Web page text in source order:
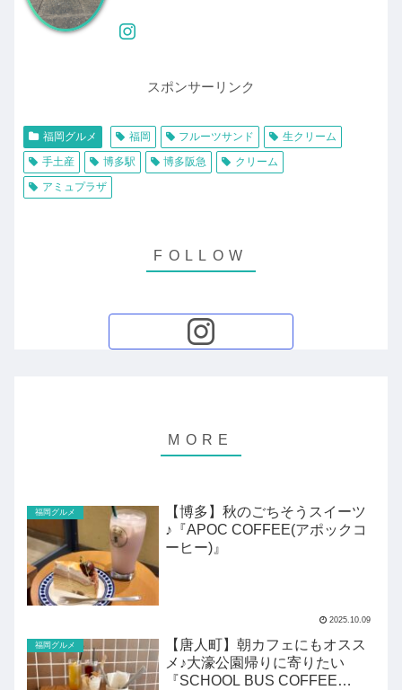
スポンサーリンク
福岡グルメ 福岡 フルーツサンド
生クリーム
手土産
博多駅 博多阪急
クリーム
アミュプラザ
福岡グルメ
【博多】秋のごちそうスイーツ
♪『APOC COFFEE(アポックコ
ーヒー)』
2025.10.09
福岡グルメ
【唐人町】朝カフェにもオスス
メ♪大濠公園帰りに寄りたい
『SCHOOL BUS COFFEE